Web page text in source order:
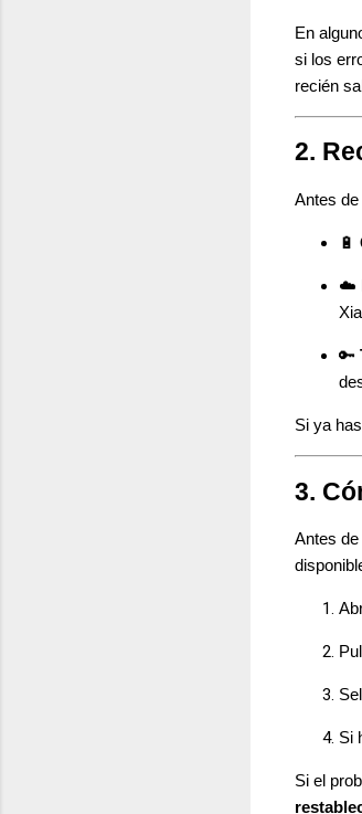
En
si los
recién
2.
Antes
🔋
☁️
🔑
Si ya
3.
Antes
Si
Si el